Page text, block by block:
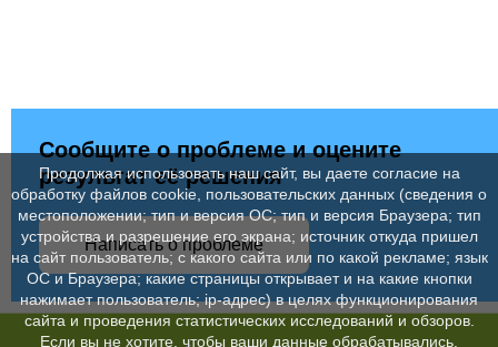
Сообщите о проблеме и оцените
результат её решения
Написать о проблеме
Продолжая использовать наш сайт, вы даете согласие на
обработку файлов cookie, пользовательских данных (сведения о
местоположении; тип и версия ОС; тип и версия Браузера; тип
устройства и разрешение его экрана; источник откуда пришел
на сайт пользователь; с какого сайта или по какой рекламе; язык
ОС и Браузера; какие страницы открывает и на какие кнопки
нажимает пользователь; ip-адрес) в целях функционирования
сайта и проведения статистических исследований и обзоров.
Если вы не хотите, чтобы ваши данные обрабатывались,